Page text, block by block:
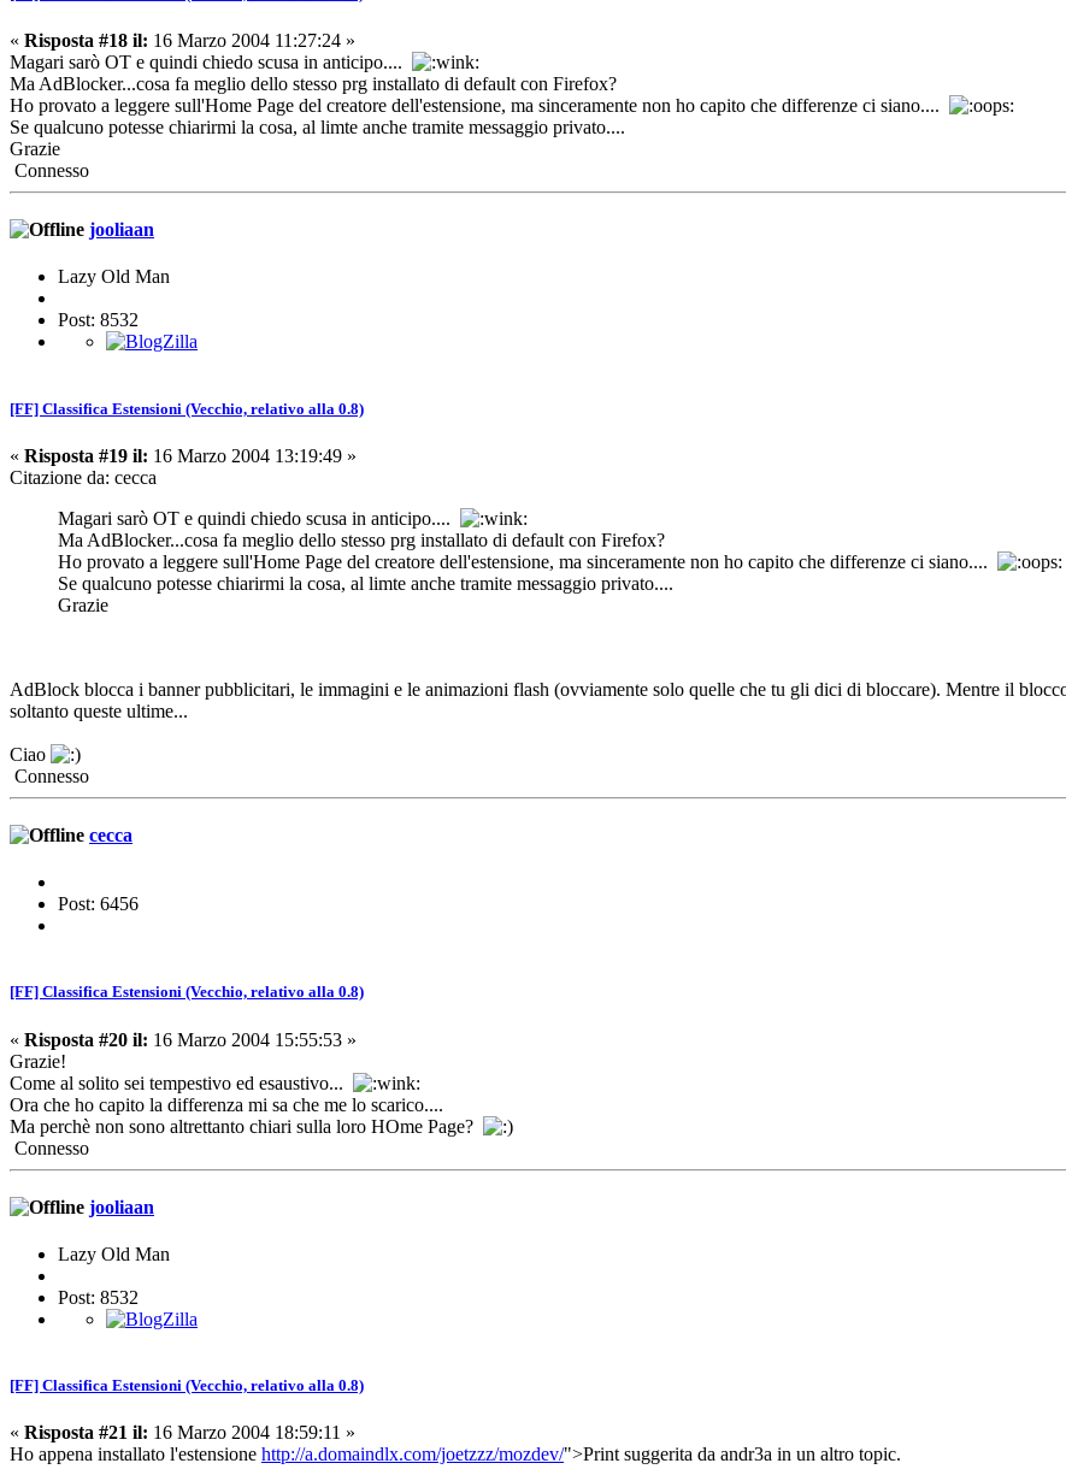
« Risposta #18 il: 16 Marzo 2004 11:27:24 »
Magari sarò OT e quindi chiedo scusa in anticipo....
Ma AdBlocker...cosa fa meglio dello stesso prg installato di default con Firefox?
Ho provato a leggere sull'Home Page del creatore dell'estensione, ma sinceramente non ho capito che differenze ci siano....
Se qualcuno potesse chiarirmi la cosa, al limte anche tramite messaggio privato....
Grazie
Connesso
jooliaan
Lazy Old Man
Post: 8532
[FF] Classifica Estensioni (Vecchio, relativo alla 0.8)
« Risposta #19 il: 16 Marzo 2004 13:19:49 »
Citazione da: cecca
Magari sarò OT e quindi chiedo scusa in anticipo....
Ma AdBlocker...cosa fa meglio dello stesso prg installato di default con Firefox?
Ho provato a leggere sull'Home Page del creatore dell'estensione, ma sinceramente non ho capito che differenze ci siano....
Se qualcuno potesse chiarirmi la cosa, al limte anche tramite messaggio privato....
Grazie
AdBlock blocca i banner pubblicitari, le immagini e le animazioni flash (ovviamente solo quelle che tu gli dici di bloccare). Mentre il
soltanto queste ultime...
Ciao
Connesso
cecca
Post: 6456
[FF] Classifica Estensioni (Vecchio, relativo alla 0.8)
« Risposta #20 il: 16 Marzo 2004 15:55:53 »
Grazie!
Come al solito sei tempestivo ed esaustivo...
Ora che ho capito la differenza mi sa che me lo scarico....
Ma perchè non sono altrettanto chiari sulla loro HOme Page?
Connesso
jooliaan
Lazy Old Man
Post: 8532
[FF] Classifica Estensioni (Vecchio, relativo alla 0.8)
« Risposta #21 il: 16 Marzo 2004 18:59:11 »
Ho appena installato l'estensione http://a.domaindlx.com/joetzzz/mozdev/">Print suggerita da andr3a in un altro topic.